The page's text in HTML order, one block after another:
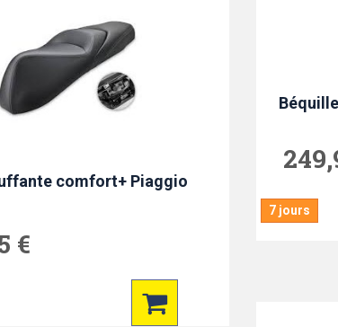
comfort+ Piaggio
€
7 jours